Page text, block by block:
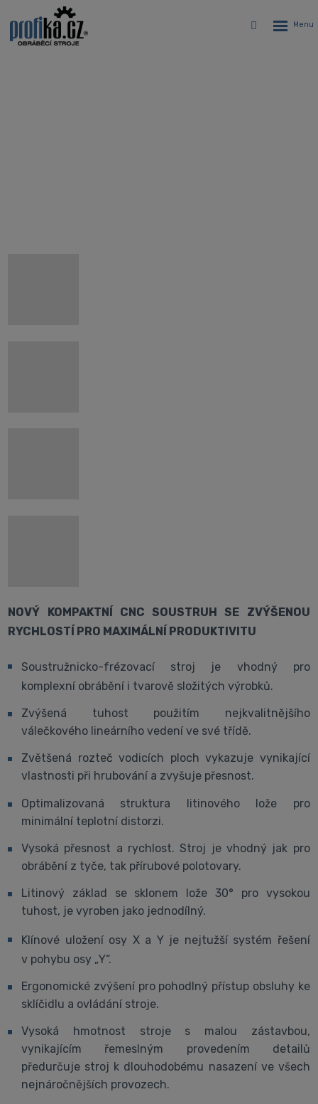
Vyhledávání
NOVÝ KOMPAKTNÍ CNC SOUSTRUH SE ZVÝŠENOU
RYCHLOSTÍ PRO MAXIMÁLNÍ PRODUKTIVITU
Soustružnicko-frézovací stroj je vhodný pro
komplexní obrábění i tvarově složitých výrobků.
Zvýšená tuhost použitím nejkvalitnějšího
válečkového lineárního vedení ve své třídě.
Zvětšená rozteč vodicích ploch vykazuje vynikající
vlastnosti při hrubování a zvyšuje přesnost.
Optimalizovaná struktura litinového lože pro
minimální teplotní distorzi.
Vysoká přesnost a rychlost. Stroj je vhodný jak pro
obrábění z tyče, tak přírubové polotovary.
Litinový základ se sklonem lože 30° pro vysokou
tuhost, je vyroben jako jednodílný.
Klínové uložení osy X a Y je nejtužší systém řešení
v pohybu osy „Y“.
Ergonomické zvýšení pro pohodlný přístup obsluhy ke
sklíčidlu a ovládání stroje.
Vysoká hmotnost stroje s malou zástavbou,
vynikajícím řemeslným provedením detailů
předurčuje stroj k dlouhodobému nasazení ve všech
nejnáročnějších provozech.